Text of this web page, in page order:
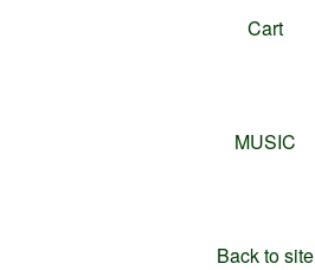
Cart
MUSIC
Back to site